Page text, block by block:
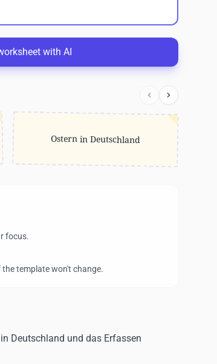
with AI
Ostern in Deutschland
focus.
template won't change.
Deutschland und das Erfassen